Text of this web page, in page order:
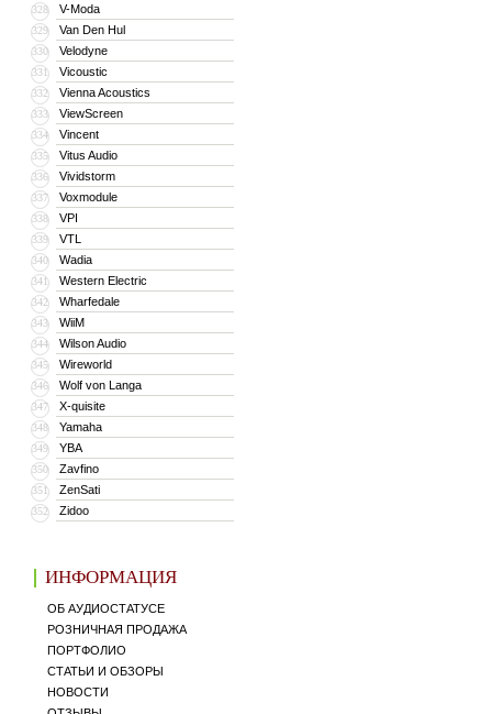
328 V-Moda
329 Van Den Hul
330 Velodyne
331 Vicoustic
332 Vienna Acoustics
333 ViewScreen
334 Vincent
335 Vitus Audio
336 Vividstorm
337 Voxmodule
338 VPI
339 VTL
340 Wadia
341 Western Electric
342 Wharfedale
343 WiiM
344 Wilson Audio
345 Wireworld
346 Wolf von Langa
347 X-quisite
348 Yamaha
349 YBA
350 Zavfino
351 ZenSati
352 Zidoo
ИНФОРМАЦИЯ
ОБ АУДИОСТАТУСЕ
РОЗНИЧНАЯ ПРОДАЖА
ПОРТФОЛИО
СТАТЬИ И ОБЗОРЫ
НОВОСТИ